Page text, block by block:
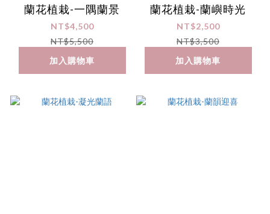
蘭花植栽-一隅蘭景
NT$4,500
NT$5,500
加入購物車
蘭花植栽-蘭嶼時光
NT$2,500
NT$3,500
加入購物車